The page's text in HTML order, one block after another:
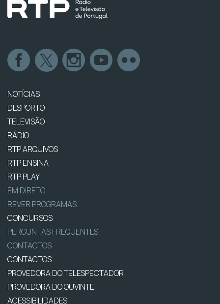
NOTÍCIAS
DESPORTO
TELEVISÃO
RÁDIO
RTP ARQUIVOS
RTP ENSINA
RTP PLAY
EM DIRETO
REVER PROGRAMAS
CONCURSOS
PERGUNTAS FREQUENTES
CONTACTOS
CONTACTOS
PROVEDORA DO TELESPECTADOR
PROVEDORA DO OUVINTE
ACESSIBILIDADES